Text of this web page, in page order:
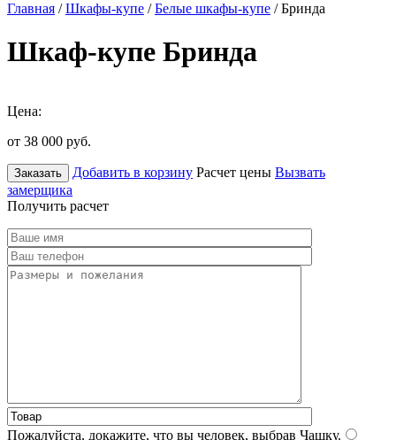
Главная /Шкафы-купе /Белые шкафы-купе / Бринда
Шкаф-купе Бринда
Цена:
от 38 000 руб.
Заказать Добавить в корзину Расчет цены Вызвать
замерщика
Получить расчет
Пожалуйста, докажите, что вы человек, выбрав Чашку.